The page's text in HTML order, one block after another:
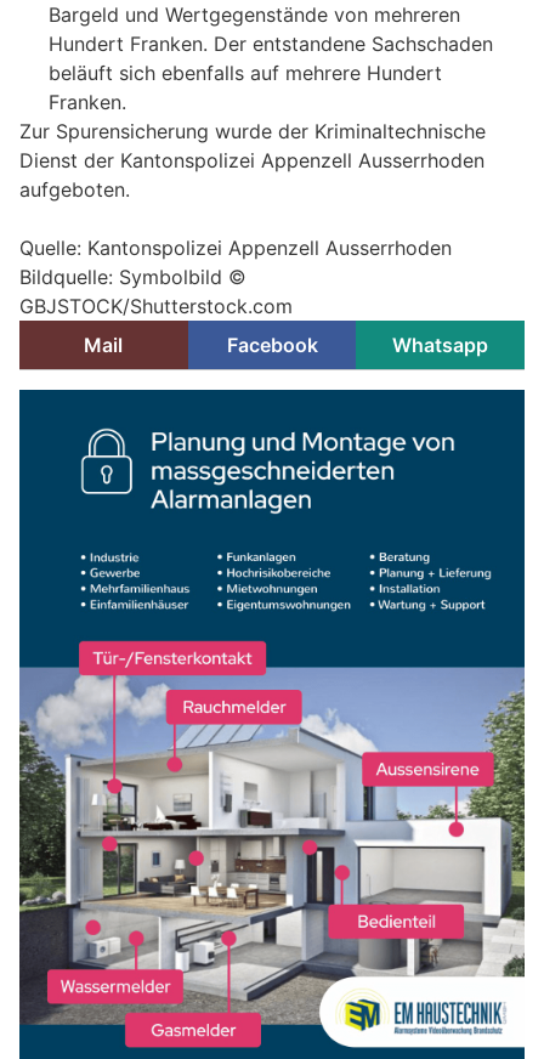
Bargeld und Wertgegenstände von mehreren
Hundert Franken. Der entstandene Sachschaden
beläuft sich ebenfalls auf mehrere Hundert
Franken.
Zur Spurensicherung wurde der Kriminaltechnische
Dienst der Kantonspolizei Appenzell Ausserrhoden
aufgeboten.
Quelle: Kantonspolizei Appenzell Ausserrhoden
Bildquelle: Symbolbild ©
GBJSTOCK/Shutterstock.com
Mail
Facebook Whatsapp